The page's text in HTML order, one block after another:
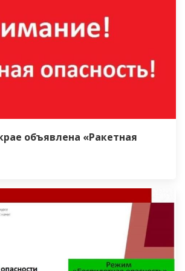
объявлена «Ракетная